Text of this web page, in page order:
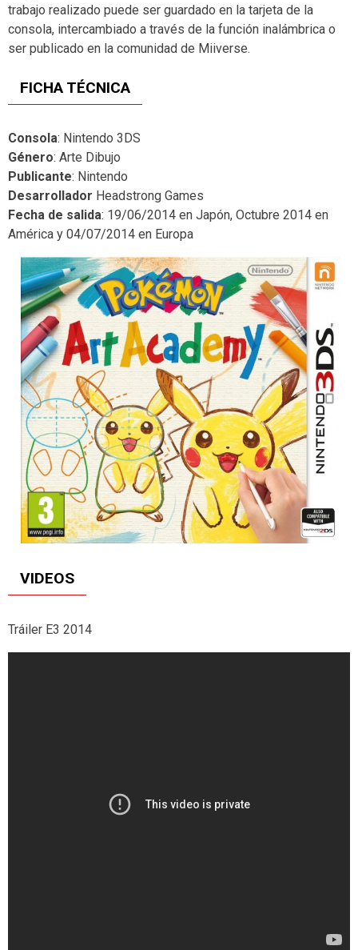
trabajo realizado puede ser guardado en la tarjeta de la
consola, intercambiado a través de la función inalámbrica o
ser publicado en la comunidad de Miiverse.
FICHA TÉCNICA
Consola: Nintendo 3DS
Género: Arte Dibujo
Publicante: Nintendo
Desarrollador Headstrong Games
Fecha de salida: 19/06/2014 en Japón, Octubre 2014 en
América y 04/07/2014 en Europa
VIDEOS
Tráiler E3 2014